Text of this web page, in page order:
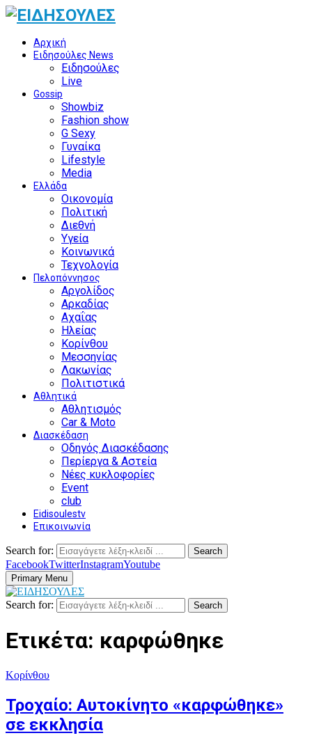
Αρχική
Ειδησούλες News
Ειδησούλες
Live
Gossip
Showbiz
Fashion show
G Sexy
Γυναίκα
Lifestyle
Media
Ελλάδα
Οικονομία
Πολιτική
Διεθνή
Υγεία
Κοινωνικά
Τεχνολογία
Πελοπόννησος
Αργολίδος
Αρκαδίας
Αχαΐας
Ηλείας
Κορίνθου
Μεσσηνίας
Λακωνίας
Πολιτιστικά
Αθλητικά
Αθλητισμός
Car & Moto
Διασκέδαση
Οδηγός Διασκέδασης
Περίεργα & Αστεία
Νέες κυκλοφορίες
Event
club
Eidisoulestv
Επικοινωνία
Search for: Search
FacebookTwitterInstagramYoutube
Primary Menu
Search for: Search
Ετικέτα: καρφώθηκε
Κορίνθου
Τροχαίο: Αυτοκίνητο «καρφώθηκε»
σε εκκλησία